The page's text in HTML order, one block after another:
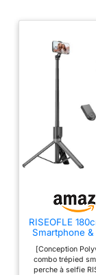
RISEOFLE
Smartphone
Telephone
Rétractable en
[Conception
combo trépied
perche à selfie